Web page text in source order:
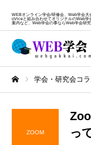
WEBオンライン学会/研修会、Web学会大
oViceと組み合わせてオリジナルのWeb学
案内など、Web学会の事ならWeb学会研
学会・研究会コ
ZOOM
っ